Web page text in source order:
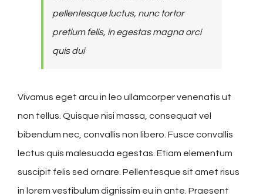
pellentesque luctus, nunc tortor
pretium felis, in egestas magna orci
quis dui
Vivamus eget arcu in leo ullamcorper venenatis ut
non tellus. Quisque nisi massa, consequat vel
bibendum nec, convallis non libero. Fusce convallis
lectus quis malesuada egestas. Etiam elementum
suscipit felis sed ornare. Pellentesque sit amet risus
in lorem vestibulum dignissim eu in ante. Praesent